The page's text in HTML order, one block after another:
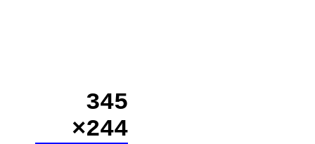
345
×244